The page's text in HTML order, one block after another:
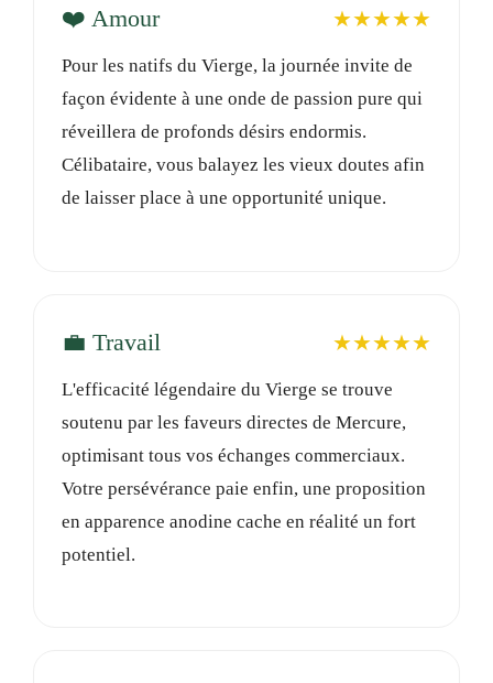
❤️ Amour ★★★★★
Pour les natifs du Vierge, la journée invite de
façon évidente à une onde de passion pure qui
réveillera de profonds désirs endormis.
Célibataire, vous balayez les vieux doutes afin
de laisser place à une opportunité unique.
💼 Travail ★★★★★
L'efficacité légendaire du Vierge se trouve
soutenu par les faveurs directes de Mercure,
optimisant tous vos échanges commerciaux.
Votre persévérance paie enfin, une proposition
en apparence anodine cache en réalité un fort
potentiel.